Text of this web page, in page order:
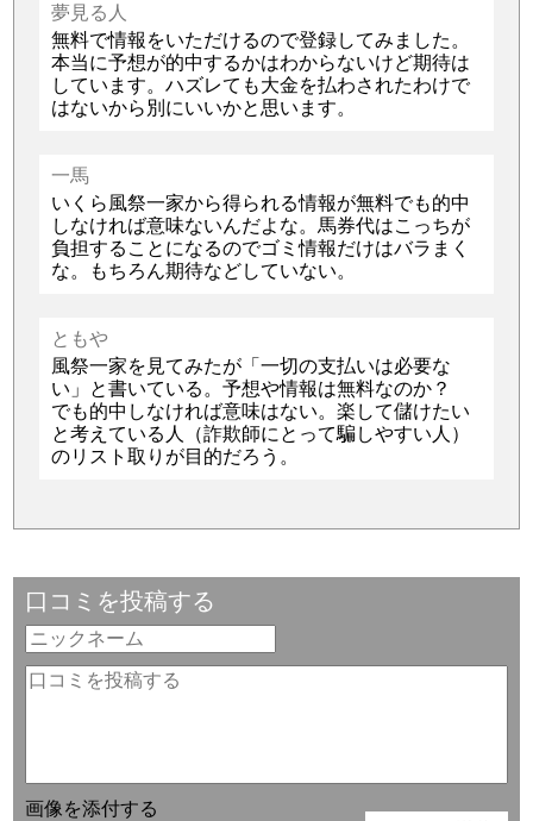
夢見る人
無料で情報をいただけるので登録してみました。
本当に予想が的中するかはわからないけど期待は
しています。ハズレても大金を払わされたわけで
はないから別にいいかと思います。
一馬
いくら風祭一家から得られる情報が無料でも的中
しなければ意味ないんだよな。馬券代はこっちが
負担することになるのでゴミ情報だけはバラまく
な。もちろん期待などしていない。
ともや
風祭一家を見てみたが「一切の支払いは必要な
い」と書いている。予想や情報は無料なのか？
でも的中しなければ意味はない。楽して儲けたい
と考えている人（詐欺師にとって騙しやすい人）
のリスト取りが目的だろう。
口コミを投稿する
画像を添付する